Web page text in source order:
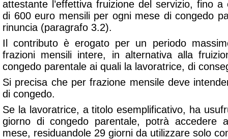
attestante l’effettiva fruizione del servizio, fino a
di 600 euro mensili per ogni mese di congedo
rinuncia (paragrafo 3.2).
Il contributo è erogato per un periodo
frazioni mensili intere, in alternativa alla
congedo parentale ai quali la lavoratrice, di
Si precisa che per frazione mensile deve
di congedo.
Se la lavoratrice, a titolo esemplificativo, ha
giorno di congedo parentale, potrà accedere
mese, residuandole 29 giorni da utilizzare solo